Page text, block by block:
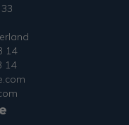
14
14